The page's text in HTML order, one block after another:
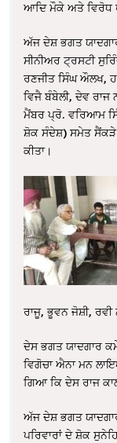
ਆਦਿ ਮੌਕੇ ਅਤੇ ਵਿਰੋਧ
ਅੱਜ ਦੇਸ਼ ਭਗਤ
ਸੀਨੀਅਰ ਟ੍ਰਸਟੀ
ਰਣਜੀਤ ਸਿੰਘ ਔਲਖ,
ਵਿਜੈ ਬੰਬੇਲੀ, ਦੇਵ
ਮੈਂਬਰ ਪ੍ਰੋ. ਵਰਿਆਮ
ਸ਼ੋਕ ਸੰਦੇਸ਼) ਸਮੇਤ ਸੈਂਕੜੇ
ਕੀਤਾ।
ਰਾਜੂ, ਭੂਵਨ ਜੋਸ਼ੀ, ਰਵੀ
ਦੇਸ ਭਗਤ ਯਾਦਗਾਰ
ਵਿਗੋਚਾ ਐਨਾ ਮਨ
ਗਿਆ ਕਿ ਦੇਸ ਰਾਜ
ਅੱਜ ਦੇਸ਼ ਭਗਤ
ਪਰਿਵਾਰਾਂ ਦੇ ਸ਼ੋਕ